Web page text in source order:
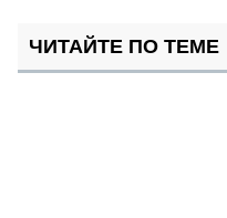
ЧИТАЙТЕ ПО ТЕМЕ